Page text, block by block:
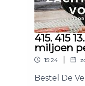
415. 415
miljoen
15:24
Bestel De